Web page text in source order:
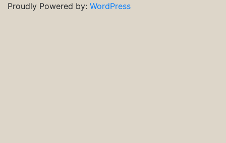
Proudly Powered by: WordPress